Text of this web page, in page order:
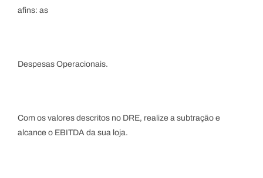
afins: as
Despesas Operacionais.
Com os valores descritos no DRE, realize a subtração e
alcance o EBITDA da sua loja.